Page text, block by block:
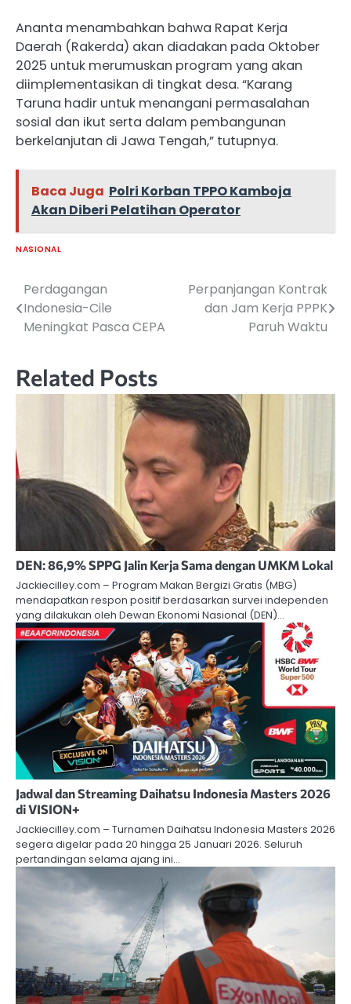
Ananta menambahkan bahwa Rapat Kerja
Daerah (Rakerda) akan diadakan pada Oktober
2025 untuk merumuskan program yang akan
diimplementasikan di tingkat desa. “Karang
Taruna hadir untuk menangani permasalahan
sosial dan ikut serta dalam pembangunan
berkelanjutan di Jawa Tengah,” tutupnya.
Baca Juga Polri Korban TPPO Kamboja
Akan Diberi Pelatihan Operator
NASIONAL
Navigasi
pos
Perdagangan
Indonesia-Cile
Meningkat Pasca CEPA
Perpanjangan Kontrak
dan Jam Kerja PPPK
Paruh Waktu
Related Posts
DEN: 86,9% SPPG Jalin Kerja Sama dengan UMKM Lokal
Jackiecilley.com – Program Makan Bergizi Gratis (MBG)
mendapatkan respon positif berdasarkan survei independen
yang dilakukan oleh Dewan Ekonomi Nasional (DEN)…
Jadwal dan Streaming Daihatsu Indonesia Masters 2026
di VISION+
Jackiecilley.com – Turnamen Daihatsu Indonesia Masters 2026
segera digelar pada 20 hingga 25 Januari 2026. Seluruh
pertandingan selama ajang ini…